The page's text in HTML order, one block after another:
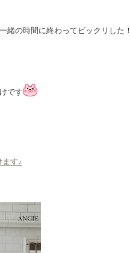
緒の時間に終わってビックリした！
です
す♪